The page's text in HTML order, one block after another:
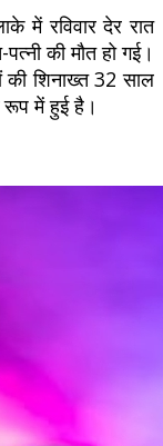
में रविवार देर रात
की मौत हो गई।
की शिनाख्त 32 साल
रूप में हुई है।